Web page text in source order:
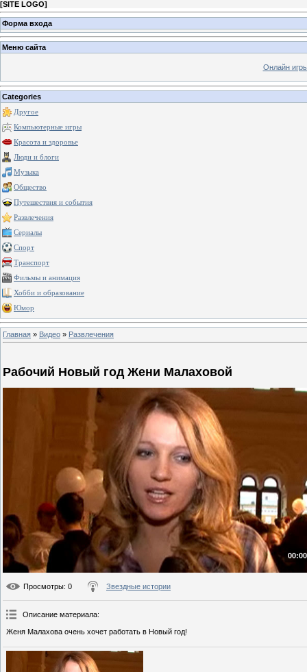
[SITE LOGO]
Форма входа
Меню сайта
Онлайн
Categories
Другое
Компьютерные игры
Красота и здоровье
Люди и блоги
Музыка
Общество
Путешествия и события
Развлечения
Сериалы
Спорт
Транспорт
Фильмы и анимация
Хобби и образование
Юмор
Главная » Видео » Развлечения
Рабочий Новый год Жени Малаховой
Просмотры: 0 Звездные истории
Описание материала:
Женя Малахова очень хочет работать в Новый год!